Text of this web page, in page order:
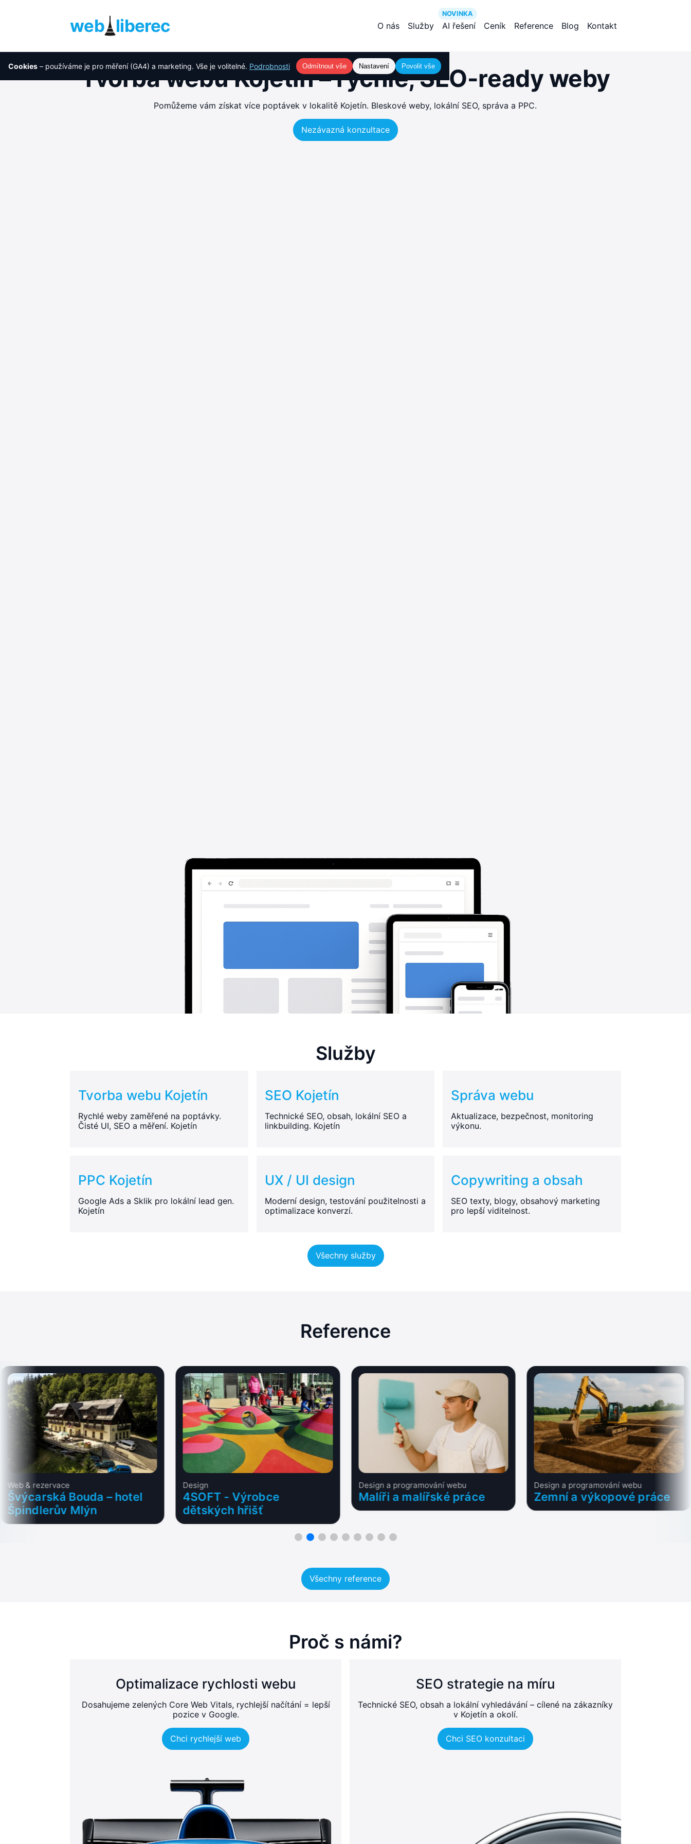
web liberec O nás Služby
NOVINKA
AI řešení Ceník Reference Blog Kontakt
Cookies – používáme je pro měření (GA4) a marketing. Vše je volitelné. Podrobnosti Odmítnout vše Nastavení Povolit vše
Tvorba webu Kojetín – rychlé, SEO-ready weby
Pomůžeme vám získat více poptávek v lokalitě Kojetín. Bleskové weby, lokální SEO, správa a PPC.
Nezávazná konzultace
Služby
Tvorba webu Kojetín
Rychlé weby zaměřené na poptávky.
Čisté UI, SEO a měření. Kojetín
SEO Kojetín
Technické SEO, obsah, lokální SEO a
linkbuilding. Kojetín
Správa webu
Aktualizace, bezpečnost, monitoring
výkonu.
PPC Kojetín
Google Ads a Sklik pro lokální lead gen.
Kojetín
UX / UI design
Moderní design, testování použitelnosti a
optimalizace konverzí.
Copywriting a obsah
SEO texty, blogy, obsahový marketing
pro lepší viditelnost.
Všechny služby
Reference
Web & rezervace
Švýcarská Bouda – hotel
Špindlerův Mlýn
Design
4SOFT - Výrobce
dětských hřišť
Design a programování webu
Malíři a malířské práce
Design a programování webu
Zemní a výkopové práce
Všechny reference
Proč s námi?
Optimalizace rychlosti webu
Dosahujeme zelených Core Web Vitals, rychlejší načítání = lepší
pozice v Google.
Chci rychlejší web
SEO strategie na míru
Technické SEO, obsah a lokální vyhledávání – cílené na zákazníky
v Kojetín a okolí.
Chci SEO konzultaci